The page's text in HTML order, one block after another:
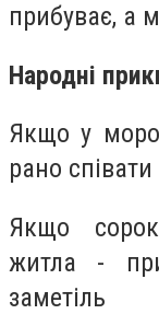
прибуває, а
Народні
Якщо у
рано
Якщо
житла -
заметіль